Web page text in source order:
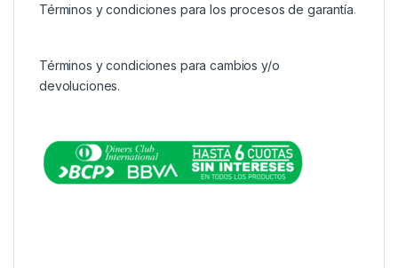
Términos y condiciones para los procesos de garantía.
Términos y condiciones para cambios y/o
devoluciones.